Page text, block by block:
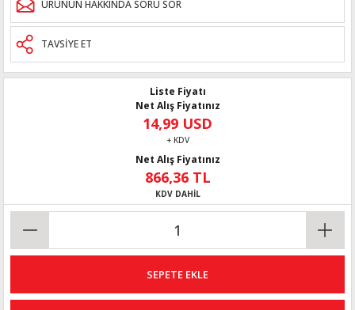
ÜRÜNÜN HAKKINDA SORU SOR
TAVSİYE ET
Liste Fiyatı
Net Alış Fiyatınız
14,99 USD
+ KDV
Net Alış Fiyatınız
866,36 TL
KDV DAHİL
SEPETE EKLE